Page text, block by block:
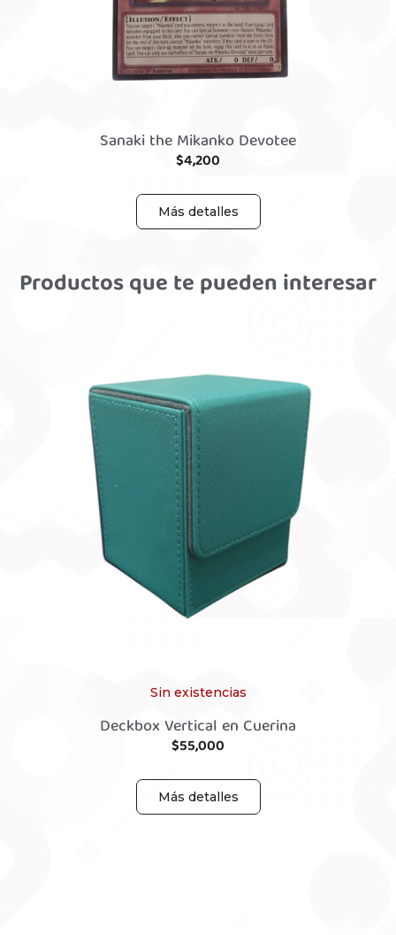
Sanaki the Mikanko Devotee
$4,200
Más detalles
Productos que te pueden interesar
Sin existencias
Deckbox Vertical en Cuerina
$55,000
Más detalles